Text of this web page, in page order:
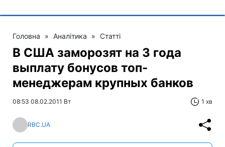
Головна » Аналітика » Статті
В США заморозят на 3 года
выплату бонусов топ-
менеджерам крупных банков
08:53 08.02.2011 Вт 1 хв
RBC.UA